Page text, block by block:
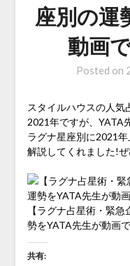
座別の運
動画
Posted on
スタイルハウスの人気
2021年ですが、YATA
ラグナ星座別に2021
解説してくれました!ぜ
【ラグナ占星術・緊
勢をYATA先生が動画
共有: